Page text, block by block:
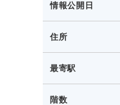
情報公開日
住所
最寄駅
階数